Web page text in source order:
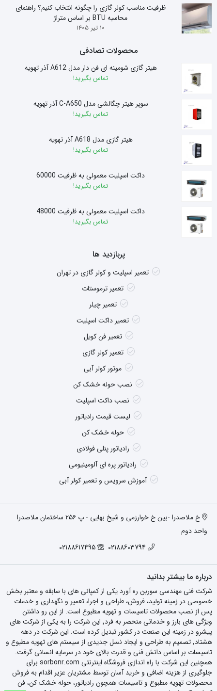
ظرفیت مناسب کولر گازی را چگونه انتخاب کنیم؟ راهنمای
محاسبه BTU بر اساس متراژ
10 تیر 1405
محصولات تصادفی
هیتر گازی شومینه ای فن دار مدل A612 آذر تهویه
تماس بگیرید!
سوپر هیتر چگالشی مدل C-A650 آذر تهویه
تماس بگیرید!
هیتر گازی مدل A618 آذر تهویه
تماس بگیرید!
داکت اسپلیت معمولی به ظرفیت 60000
تماس بگیرید!
داکت اسپلیت معمولی به ظرفیت 48000
تماس بگیرید!
پربازدید ها
تعمیر اسپلیت و کولر گازی در تهران
تعمیر ترموستات
تعمیر چیلر
تعمیر داکت اسپلیت
تعمیر فن کویل
تعمیر کولر گازی
موتور کولر آبی
نصب حوله خشک کن
نصب داکت اسپلیت
لیست قیمت رادیاتور
حوله خشک کن
رادیاتور پنلی فولادی
رادیاتور پره ای آلومینیومی
آموزش سرویس و تعمیر کولر آبی
خ ملاصدرا -بین خ خوارزمی و شیخ بهایی - پ ۲۵۶ ساختمان ملاصدرا
واحد دوم
02188603794
02188617495
درباره ما بیشتر بدانید
شرکت فنی مهندسی سوربن ره آورد یکی از کمپانی های با سابقه و معتبر بخش
خصوصی در زمینه تولید، فروش، طراحی و اجرا، تعمیر و نگهداری و خدمات
پس از نصب محصولات تاسیسات و تهویه مطبوع است. از این رو داشتن
ویژگی های بارز و خدماتی منحصر به فرد٬ این شرکت را به یکی از شرکت های
پیشرو در زمینه این صنعت در کشور تبدیل کرده است. این شرکت در دهه
هشتاد٬ تصمیم به طراحی و ایجاد نسل جدیدی از سیستم های تهویه مطبوع و
تاسیسات بر اساس دانش فنی و قدرت بالای خود در سرمایه انسانی گرفت.
همچنین این شرکت با راه اندازی فروشگاه اینترنتی sorbonr.com برای
جلوگیری از هزینه اضافی و خرید آسان توسط مشتریان عزیر اقدام به فروش
محصولات تهویه مطبوع و تاسیسات همچون رادیاتور، حوله خشک کن، فن